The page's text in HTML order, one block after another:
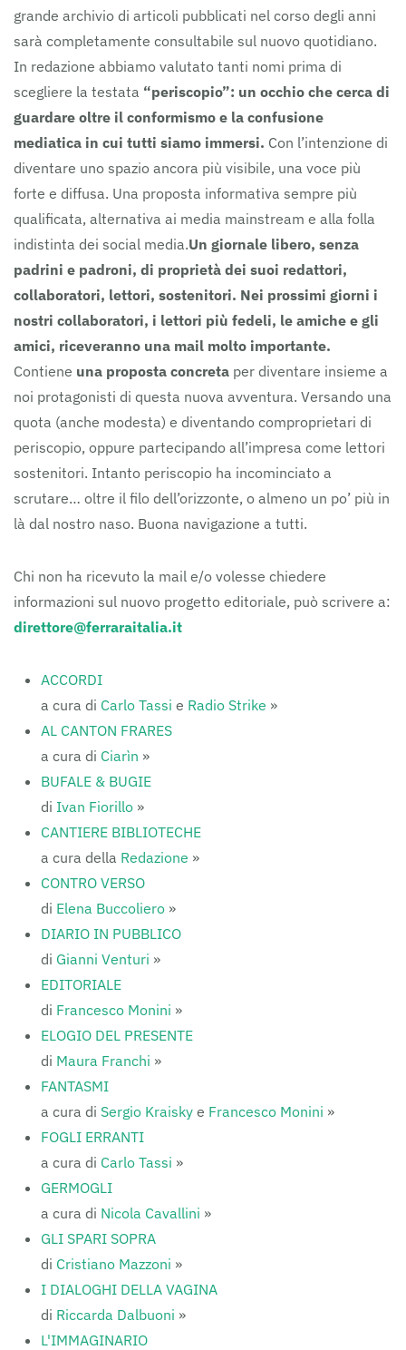
grande archivio di articoli pubblicati nel corso degli anni
sarà completamente consultabile sul nuovo quotidiano.
In redazione abbiamo valutato tanti nomi prima di
scegliere la testata “periscopio”: un occhio che cerca di
guardare oltre il conformismo e la confusione
mediatica in cui tutti siamo immersi. Con l’intenzione di
diventare uno spazio ancora più visibile, una voce più
forte e diffusa. Una proposta informativa sempre più
qualificata, alternativa ai media mainstream e alla folla
indistinta dei social media.Un giornale libero, senza
padrini e padroni, di proprietà dei suoi redattori,
collaboratori, lettori, sostenitori. Nei prossimi giorni i
nostri collaboratori, i lettori più fedeli, le amiche e gli
amici, riceveranno una mail molto importante.
Contiene una proposta concreta per diventare insieme a
noi protagonisti di questa nuova avventura. Versando una
quota (anche modesta) e diventando comproprietari di
periscopio, oppure partecipando all’impresa come lettori
sostenitori. Intanto periscopio ha incominciato a
scrutare… oltre il filo dell’orizzonte, o almeno un po’ più in
là dal nostro naso. Buona navigazione a tutti.
Chi non ha ricevuto la mail e/o volesse chiedere
informazioni sul nuovo progetto editoriale, può scrivere a:
direttore@ferraraitalia.it
ACCORDI
a cura di Carlo Tassi e Radio Strike »
AL CANTON FRARES
a cura di Ciarìn »
BUFALE & BUGIE
di Ivan Fiorillo »
CANTIERE BIBLIOTECHE
a cura della Redazione »
CONTRO VERSO
di Elena Buccoliero »
DIARIO IN PUBBLICO
di Gianni Venturi »
EDITORIALE
di Francesco Monini »
ELOGIO DEL PRESENTE
di Maura Franchi »
FANTASMI
a cura di Sergio Kraisky e Francesco Monini »
FOGLI ERRANTI
a cura di Carlo Tassi »
GERMOGLI
a cura di Nicola Cavallini »
GLI SPARI SOPRA
di Cristiano Mazzoni »
I DIALOGHI DELLA VAGINA
di Riccarda Dalbuoni »
L'IMMAGINARIO